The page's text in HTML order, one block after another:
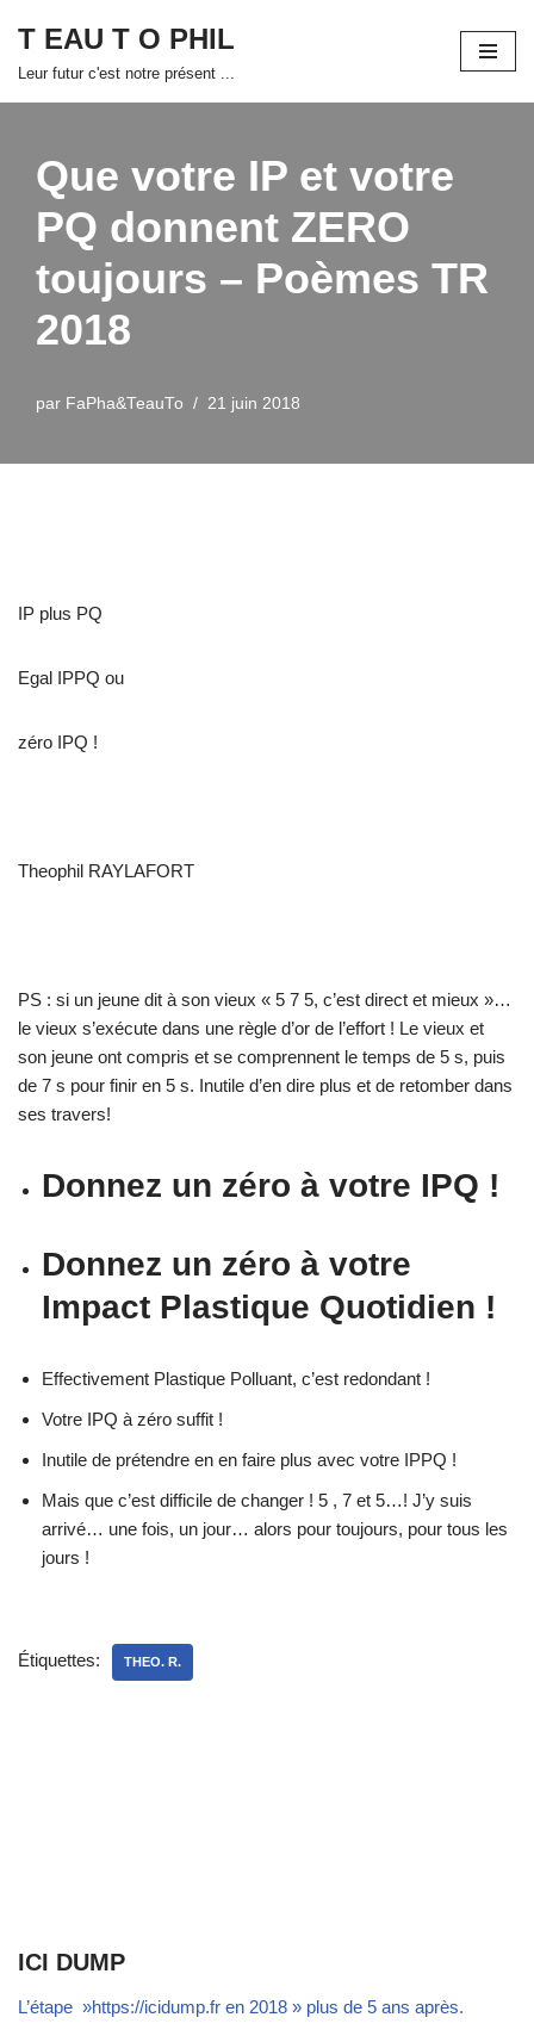
Aller
T EAU T O PHIL
Leur futur c'est notre présent ...
Que votre IP et votre
PQ donnent ZERO
toujours – Poèmes TR
2018
par FaPha&TeauTo 21 juin 2018
IP plus PQ
Egal IPPQ ou
zéro IPQ !
Theophil RAYLAFORT
PS : si un jeune dit à son vieux « 5 7 5, c’est direct et mieux »…
le vieux s’exécute dans une règle d’or de l’effort ! Le vieux et
son jeune ont compris et se comprennent le temps de 5 s, puis
de 7 s pour finir en 5 s. Inutile d’en dire plus et de retomber dans
ses travers!
Donnez un zéro à votre IPQ !
Donnez un zéro à votre
Impact Plastique Quotidien !
Effectivement Plastique Polluant, c’est redondant !
Votre IPQ à zéro suffit !
Inutile de prétendre en en faire plus avec votre IPPQ !
Mais que c’est difficile de changer ! 5 , 7 et 5…! J’y suis
arrivé… une fois, un jour… alors pour toujours, pour tous les
jours !
Étiquettes: THEO. R.
ICI DUMP
L’étape »https://icidump.fr en 2018 » plus de 5 ans après.